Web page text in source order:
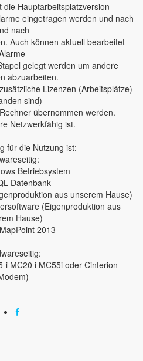
die Hauptarbeitsplatzversion
eingetragen werden und nach
nach
Auch können aktuell bearbeitet
gelegt werden um andere
abzuarbeiten.
Lizenzen (Arbeitsplätze)
sind)
übernommen werden.
Netzwerkfähig ist.
für die Nutzung ist:
Betriebsystem
Datenbank
aus unserem Hause)
(Eigenproduktion aus
Hause)
2013
i MC20 i MC55i oder Cinterion